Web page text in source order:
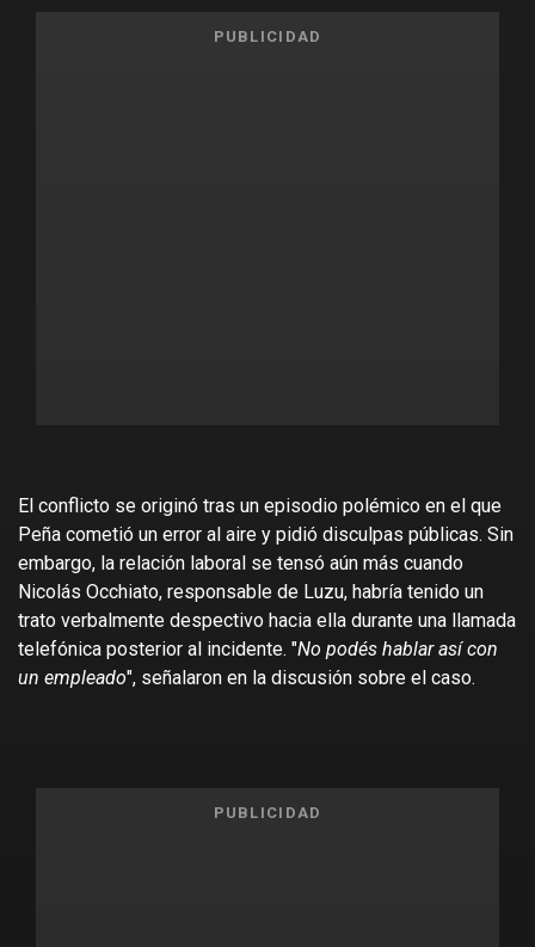
PUBLICIDAD
El conflicto se originó tras un episodio polémico en el que
Peña cometió un error al aire y pidió disculpas públicas. Sin
embargo, la relación laboral se tensó aún más cuando
Nicolás Occhiato, responsable de Luzu, habría tenido un
trato verbalmente despectivo hacia ella durante una llamada
telefónica posterior al incidente. "No podés hablar así con
un empleado", señalaron en la discusión sobre el caso.
PUBLICIDAD